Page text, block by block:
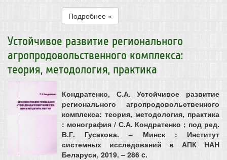
Подробнее »
Устойчивое развитие регионального
агропродовольственного комплекса:
теория, методология, практика
Кондратенко, С.А. Устойчивое развитие
регионального агропродовольственного
комплекса: теория, методология, практика
: монография / С.А. Кондратенко ; под ред.
В.Г. Гусакова. – Минск : Институт
системных исследований в АПК НАН
Беларуси, 2019. – 286 c.